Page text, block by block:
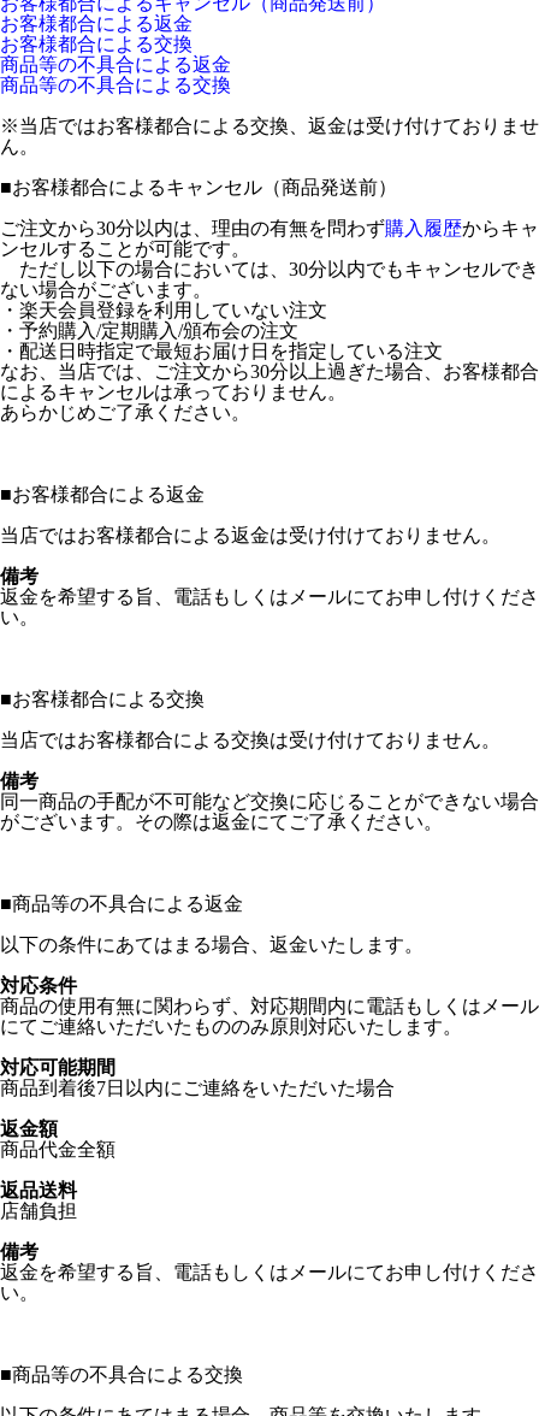
お客様都合による返金
お客様都合による交換
商品等の不具合による返金
商品等の不具合による交換
※当店ではお客様都合による交換、返金は受け付けておりませ
ん。
■お客様都合によるキャンセル（商品発送前）
ご注文から30分以内は、理由の有無を問わず購入履歴からキャ
ンセルすることが可能です。
ただし以下の場合においては、30分以内でもキャンセルでき
ない場合がございます。
・楽天会員登録を利用していない注文
・予約購入/定期購入/頒布会の注文
・配送日時指定で最短お届け日を指定している注文
なお、当店では、ご注文から30分以上過ぎた場合、お客様都合
によるキャンセルは承っておりません。
あらかじめご了承ください。
■お客様都合による返金
当店ではお客様都合による返金は受け付けておりません。
備考
返金を希望する旨、電話もしくはメールにてお申し付けくださ
い。
■お客様都合による交換
当店ではお客様都合による交換は受け付けておりません。
備考
同一商品の手配が不可能など交換に応じることができない場合
がございます。その際は返金にてご了承ください。
■商品等の不具合による返金
以下の条件にあてはまる場合、返金いたします。
対応条件
商品の使用有無に関わらず、対応期間内に電話もしくはメール
にてご連絡いただいたもののみ原則対応いたします。
対応可能期間
商品到着後7日以内にご連絡をいただいた場合
返金額
商品代金全額
返品送料
店舗負担
備考
返金を希望する旨、電話もしくはメールにてお申し付けくださ
い。
■商品等の不具合による交換